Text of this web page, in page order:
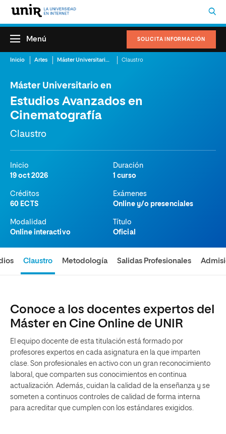
SOLICITA INFORMACIÓN
Menú
Inicio Artes Máster Universitario en Estudios Avanzados en Cinematografía Claustro
Máster Universitario en
Estudios Avanzados en
Cinematografía
Claustro
Inicio
19 oct 2026
Duración
1 curso
Créditos
60 ECTS
Exámenes
Online y/o presenciales
Modalidad
Online interactivo
Título
Oficial
Claustro Metodología Salidas Profesionales
Conoce a los docentes expertos del
Máster en Cine Online de UNIR
El equipo docente de esta titulación está formado por
profesores expertos en cada asignatura en la que imparten
clase. Son profesionales en activo con un gran reconocimiento
laboral, que comparten sus conocimientos en continua
actualización. Además, cuidan la calidad de la enseñanza y se
someten a continuos controles de calidad de forma interna
para acreditar que cumplen con los estándares exigidos.